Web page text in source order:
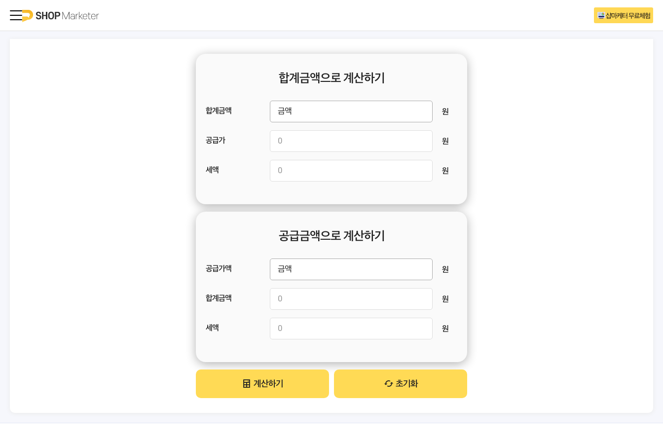
샵마케터 무료체험
합계금액으로 계산하기
합계금액 원
공급가 원
세액 원
공급금액으로 계산하기
공급가액 원
합계금액 원
세액 원
계산하기 초기화